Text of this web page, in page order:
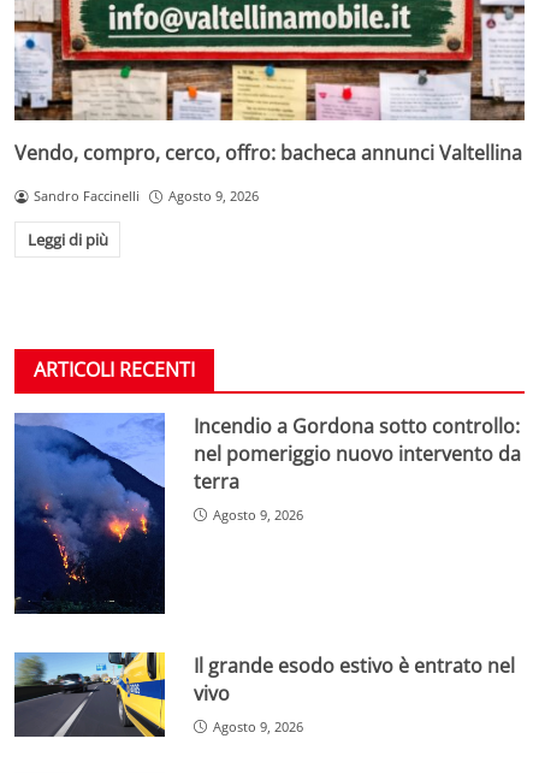
Vendo, compro, cerco, offro: bacheca annunci Valtellina
Sandro Faccinelli Agosto 9, 2026
Leggi di più
ARTICOLI RECENTI
Incendio a Gordona sotto controllo:
nel pomeriggio nuovo intervento da
terra
Agosto 9, 2026
Il grande esodo estivo è entrato nel
vivo
Agosto 9, 2026